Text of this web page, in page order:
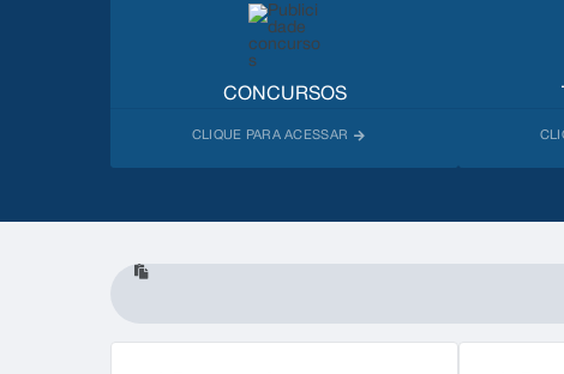
CONCURSOS